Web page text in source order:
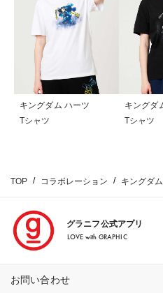
キングダム ハーツ
Tシャツ
キングダ
Tシャツ
TOP コラボレーション キングダ
グラニフ公式アプリ
LOVE with GRAPHIC
お問い合わせ